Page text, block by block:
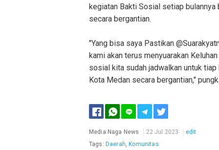
kegiatan Bakti Sosial setiap
secara bergantian.
"Yang bisa saya Pastikan
kami akan terus menyuarakan
sosial kita sudah jadwalkan untuk
Kota Medan secara bergantian,"
Media Naga News
22 Jul 2023
edit
Tags: Daerah, Komunitas